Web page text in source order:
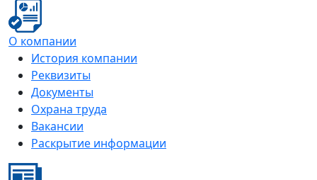
О компании
История компании
Реквизиты
Документы
Охрана труда
Вакансии
Раскрытие информации